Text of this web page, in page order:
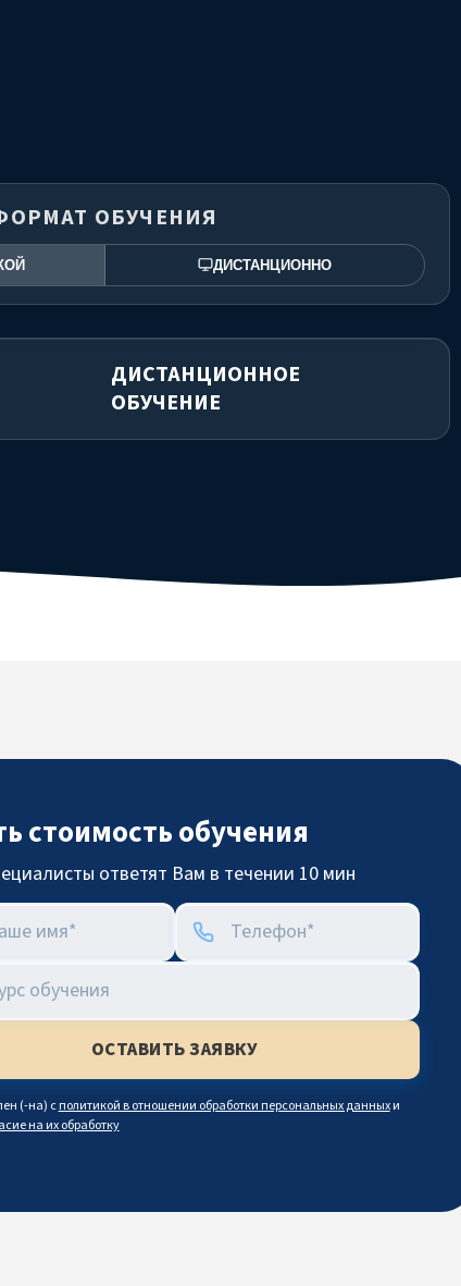
ОБУЧЕНИЯ
ДИСТАНЦИОННО
ДИСТАНЦИОННОЕ
ОБУЧЕНИЕ
стоимость обучения
ответят Вам в течении 10 мин
(-на) сполитикой в отношении обработки персональных данныхи
на их обработку